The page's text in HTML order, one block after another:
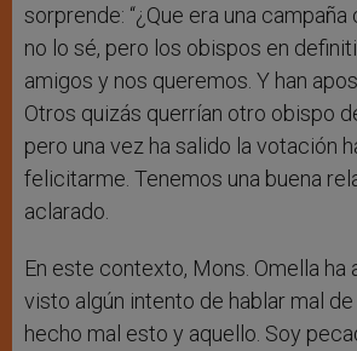
sorprende: “¿Que era una
no lo sé, pero los obispos en
amigos y nos queremos. Y han
Otros quizás querrían otro obispo
pero una vez ha salido la votación
felicitarme. Tenemos una buena
aclarado.
En este contexto, Mons. Omella ha
visto algún intento de hablar mal
hecho mal esto y aquello. Soy